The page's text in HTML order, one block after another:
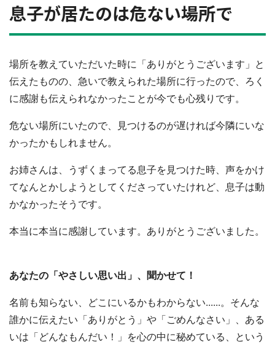
息子が居たのは危ない場所で
場所を教えていただいた時に「ありがとうございます」と
伝えたものの、急いで教えられた場所に行ったので、ろく
に感謝も伝えられなかったことが今でも心残りです。
危ない場所にいたので、見つけるのが遅ければ今隣にいな
かったかもしれません。
お姉さんは、うずくまってる息子を見つけた時、声をかけ
てなんとかしようとしてくださっていたけれど、息子は動
かなかったそうです。
本当に本当に感謝しています。ありがとうございました。
あなたの「やさしい思い出」、聞かせて！
名前も知らない、どこにいるかもわからない......。そんな
誰かに伝えたい「ありがとう」や「ごめんなさい」、ある
いは「どんなもんだい！」を心の中に秘めている、という